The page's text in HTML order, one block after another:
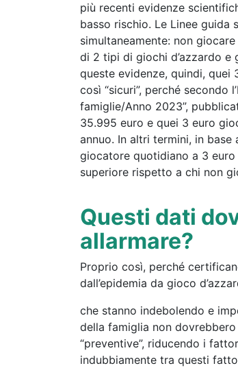
più recenti evidenze
basso rischio. Le Linee guida
simultaneamente: non
di 2 tipi di giochi d’azzardo e
queste evidenze, quindi, quei
così “sicuri”, perché
famiglie/Anno 2023”,
35.995 euro e quei 3 euro
annuo. In altri termini, in base
giocatore quotidiano a 3
superiore rispetto a chi non
Questi dati
allarmare?
Proprio così, perché
dall’epidemia da gioco
che stanno indebolendo e
della famiglia non dovrebbero
“preventive”, riducendo i
indubbiamente tra questi